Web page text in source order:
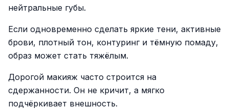
нейтральные губы.
Если одновременно сделать яркие тени, активные
брови, плотный тон, контуринг и тёмную помаду,
образ может стать тяжёлым.
Дорогой макияж часто строится на
сдержанности. Он не кричит, а мягко
подчёркивает внешность.